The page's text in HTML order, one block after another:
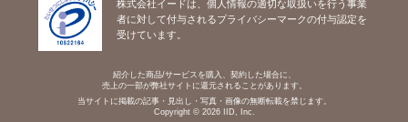
株式会社イードは、個人情報の適切な取扱いを行う事業
者に対して付与されるプライバシーマークの付与認定を
受けています。
紹介した商品/サービスを購入、契約した場合に、
売上の一部が弊社サイトに還元されることがあります。
当サイトに掲載の記事・見出し・写真・画像の無断転載を禁じます。
Copyright © 2026 IID, Inc.